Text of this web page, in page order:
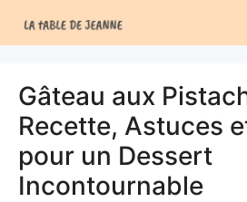
au
Gâteau aux
Recette, Astuces
pour un Dessert
Incontournable